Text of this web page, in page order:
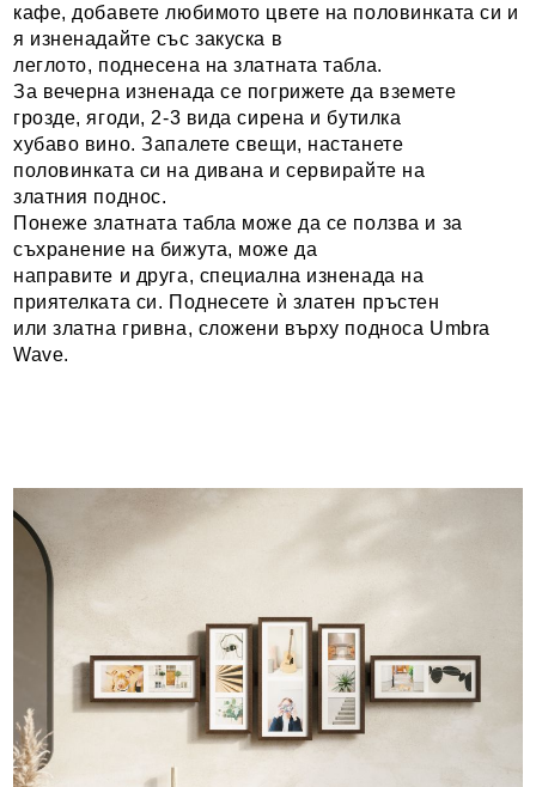
кафе, добавете любимото цвете на половинката си и
я изненадайте със закуска в
леглото, поднесена на златната табла.
За вечерна изненада се погрижете да вземете
грозде, ягоди, 2-3 вида сирена и бутилка
хубаво вино. Запалете свещи, настанете
половинката си на дивана и сервирайте на
златния поднос.
Понеже златната табла може да се ползва и за
съхранение на бижута, може да
направите и друга, специална изненада на
приятелката си. Поднесете ѝ златен пръстен
или златна гривна, сложени върху подноса Umbra
Wave.